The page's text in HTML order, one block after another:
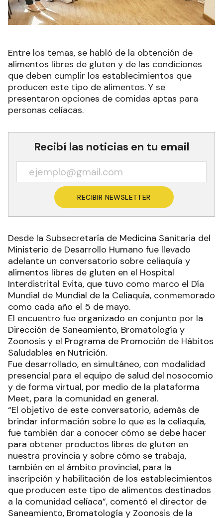
Entre los temas, se habló de la obtención de
alimentos libres de gluten y de las condiciones
que deben cumplir los establecimientos que
producen este tipo de alimentos. Y se
presentaron opciones de comidas aptas para
personas celíacas.
Recibí las noticias en tu email
RECIBIR NEWSLETTER
Desde la Subsecretaría de Medicina Sanitaria del
Ministerio de Desarrollo Humano fue llevado
adelante un conversatorio sobre celiaquía y
alimentos libres de gluten en el Hospital
Interdistrital Evita, que tuvo como marco el Día
Mundial de Mundial de la Celiaquía, conmemorado
como cada año el 5 de mayo.
El encuentro fue organizado en conjunto por la
Dirección de Saneamiento, Bromatología y
Zoonosis y el Programa de Promoción de Hábitos
Saludables en Nutrición.
Fue desarrollado, en simultáneo, con modalidad
presencial para el equipo de salud del nosocomio
y de forma virtual, por medio de la plataforma
Meet, para la comunidad en general.
“El objetivo de este conversatorio, además de
brindar información sobre lo que es la celiaquía,
fue también dar a conocer cómo se debe hacer
para obtener productos libres de gluten en
nuestra provincia y sobre cómo se trabaja,
también en el ámbito provincial, para la
inscripción y habilitación de los establecimientos
que producen este tipo de alimentos destinados
a la comunidad celíaca”, comentó el director de
Saneamiento, Bromatología y Zoonosis de la